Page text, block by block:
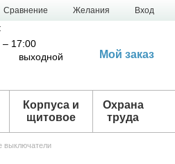
Сравнение Желания Вход
– 17:00
выходной Мой заказ
Корпуса и
щитовое
Охрана
труда
выключатели